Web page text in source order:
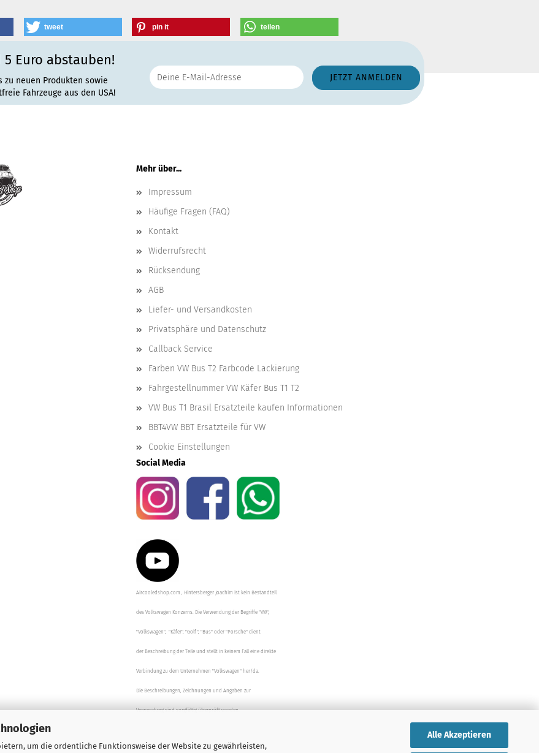
um die ordentliche Funktionsweise der Website zu gewährleisten,
Alle Akzeptieren
tweet pin it teilen
Euro abstauben!
zu neuen Produkten sowie
Fahrzeuge aus den USA!
Mehr über...
Impressum
Häufige Fragen (FAQ)
Kontakt
Widerrufsrecht
Rücksendung
AGB
Liefer- und Versandkosten
Privatsphäre und Datenschutz
Callback Service
Farben VW Bus T2 Farbcode Lackierung
Fahrgestellnummer VW Käfer Bus T1 T2
VW Bus T1 Brasil Ersatzteile kaufen Informationen
BBT4VW BBT Ersatzteile für VW
Cookie Einstellungen
Social Media
Aircooledshop.com , Hintersberger Joachim ist kein Bestandteil
des Volkswagen Konzerns. Die Verwendung der Begriffe "VW",
"Volkswagen", "Käfer", "Golf", "Bus" oder "Porsche" dient
der Beschreibung der Teile und stellt in keinem Fall eine direkte
Verbindung zu dem Unternehmen "Volkswagen" her/da.
Die Beschreibungen, Zeichnungen und Angaben zur
Verwendung sind sorgfältig überprüft worden.